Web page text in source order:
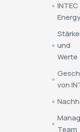
INTEC
Energy
und
Werte
von
Team